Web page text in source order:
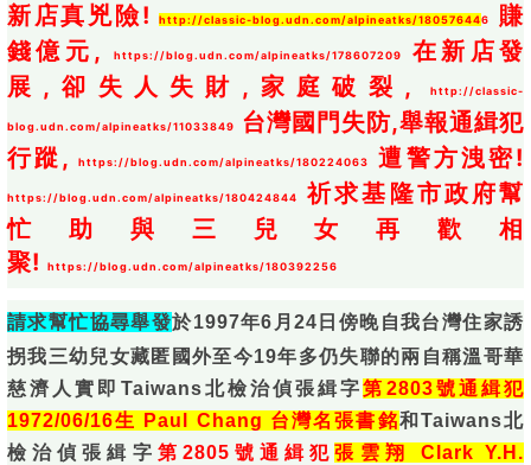
新店真兇險! http://classic-blog.udn.com/alpineatks/180576446
賺
錢億元,
https://blog.udn.com/alpineatks/178607209
在新店發
展,卻失人失財,家庭破裂,
http://classic-
blog.udn.com/alpineatks/11033849
台灣國門失防,舉報通緝犯
行蹤, https://blog.udn.com/alpineatks/180224063
https://blog.udn.com/alpineatks/180424844
祈求基隆市政府幫
忙助與三兒女再歡相
聚!
https://blog.udn.com/alpineatks/180392256
請求幫忙協尋舉發於1997年6月24日傍晚自我台灣住家誘
拐我三幼兒女藏匿國外至今19年多仍失聯的兩自稱溫哥華
慈濟人實即Taiwans北檢治偵張緝字第2803號通緝犯
1972/06/16生 Paul Chang 台灣名張書銘和Taiwans北
檢治偵張緝字 第2805號通緝犯張雲翔 Clark Y.H.